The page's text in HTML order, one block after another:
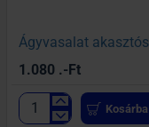
Ágyvasalat akasztós
1.080 .-Ft
Ágyvasalat
Kosárba